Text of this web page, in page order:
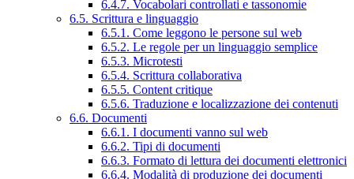
6.4.7. Vocabolari controllati e tassonomie
6.5. Scrittura e linguaggio
6.5.1. Come leggono le persone sul web
6.5.2. Le regole per un linguaggio semplice
6.5.3. Microtesti
6.5.4. Scrittura collaborativa
6.5.5. Content critique
6.5.6. Traduzione e localizzazione dei contenuti
6.6. Documenti
6.6.1. I documenti vanno sul web
6.6.2. Tipi di documenti
6.6.3. Formato di lettura dei documenti elettronici
6.6.4. Modalità di produzione dei documenti